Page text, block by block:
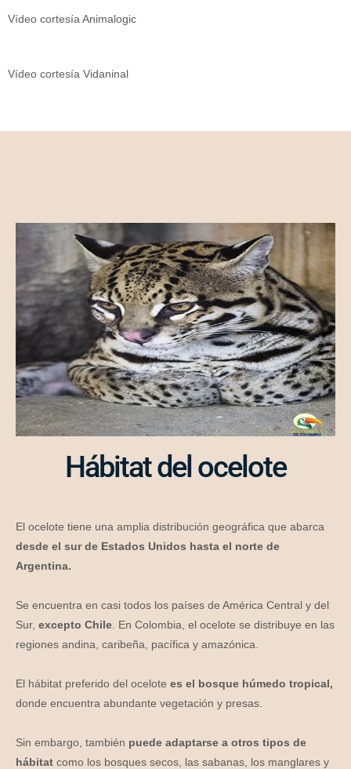
Vídeo cortesía Animalogic
Vídeo cortesía Vidaninal
Hábitat del ocelote
El ocelote tiene una amplia distribución geográfica que abarca
desde el sur de Estados Unidos hasta el norte de
Argentina.
Se encuentra en casi todos los países de América Central y del
Sur, excepto Chile . En Colombia, el ocelote se distribuye en las
regiones andina, caribeña, pacífica y amazónica.
El hábitat preferido del ocelote es el bosque húmedo tropical,
donde encuentra abundante vegetación y presas.
Sin embargo, también puede adaptarse a otros tipos de
hábitat como los bosques secos, las sabanas, los manglares y